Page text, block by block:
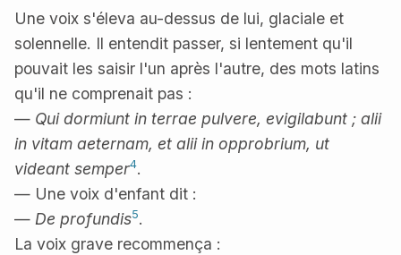
Une voix s'éleva au-dessus de lui, glaciale et
solennelle. Il entendit passer, si lentement qu'il
pouvait les saisir l'un après l'autre, des mots latins
qu'il ne comprenait pas :
— Qui dormiunt in terrae pulvere, evigilabunt ; alii
in vitam aeternam, et alii in opprobrium, ut
videant semper4.
— Une voix d'enfant dit :
— De profundis5.
La voix grave recommença :